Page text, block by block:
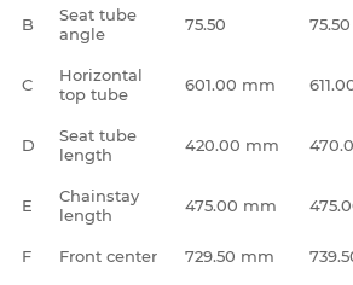
B
Seat tube
angle
75.50 75.50
C
Horizontal
top tube
601.00 mm
D
Seat tube
length
420.00 mm
E
Chainstay
length
475.00 mm
F Front center 729.50 mm